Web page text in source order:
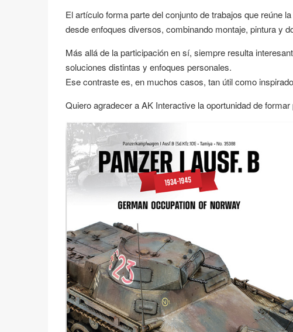
El artículo forma parte del conjunto de trabajos que reúne
desde enfoques diversos, combinando montaje, pintura y
Más allá de la participación en sí, siempre resulta
soluciones distintas y enfoques personales.
Ese contraste es, en muchos casos, tan útil como
Quiero agradecer a AK Interactive la oportunidad de